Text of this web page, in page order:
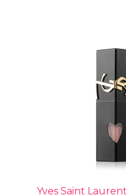
Yves Saint